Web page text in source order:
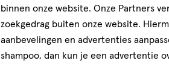
1 Toevoegenverhoog
binnen onze website. Onze Partners
zoekgedrag buiten onze website.
aanbevelingen en advertenties
shampoo, dan kun je een advertentie